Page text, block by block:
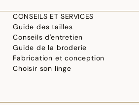
CONSEILS ET SERVICES
Guide des tailles
Conseils d'entretien
Guide de la broderie
Fabrication et conception
Choisir son linge